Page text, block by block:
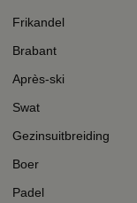
Frikandel
Brabant
Après-ski
Swat
Gezinsuitbreiding
Boer
Padel